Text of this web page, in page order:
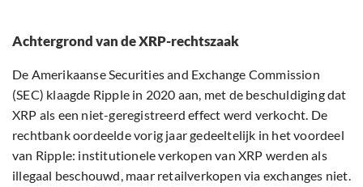
Achtergrond van de XRP-rechtszaak
De Amerikaanse Securities and Exchange Commission
(SEC) klaagde Ripple in 2020 aan, met de beschuldiging dat
XRP als een niet-geregistreerd effect werd verkocht. De
rechtbank oordeelde vorig jaar gedeeltelijk in het voordeel
van Ripple: institutionele verkopen van XRP werden als
illegaal beschouwd, maar retailverkopen via exchanges niet.